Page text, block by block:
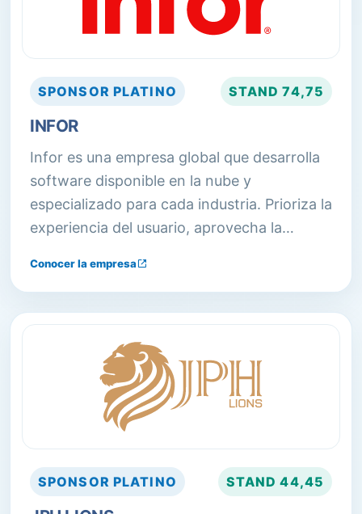
SPONSOR PLATINO STAND74,75
INFOR
Infor es una empresa global que desarrolla
software disponible en la nube y
especializado para cada industria. Prioriza la
experiencia del usuario, aprovecha la
sistemas existentes. Ofrece soluciones de
Conocer la empresa
SPONSOR PLATINO STAND44,45